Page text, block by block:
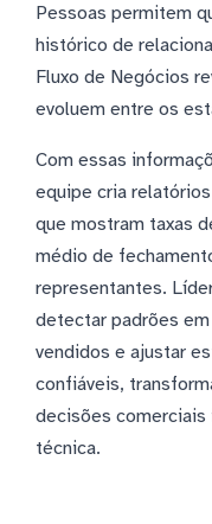
Pessoas permitem
histórico de
Fluxo de Negócios
evoluem entre os
Com essas
equipe cria
que mostram taxas
médio de
representantes.
detectar padrões
vendidos e ajustar
confiáveis,
decisões
técnica.